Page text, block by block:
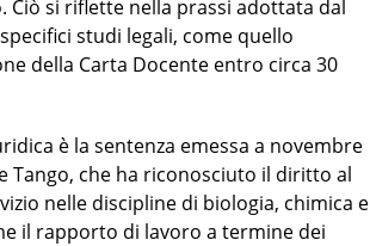
si riflette nella prassi adottata dal
studi legali, come quello
della Carta Docente entro circa 30
è la sentenza emessa a novembre
Tango, che ha riconosciuto il diritto al
nelle discipline di biologia, chimica e
il rapporto di lavoro a termine dei